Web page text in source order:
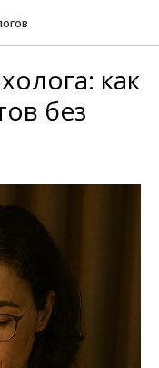
как
без